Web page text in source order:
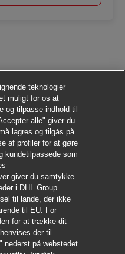
teknologier
muligt for os at
og tilpasse indhold til
alle" giver du
lagres og tilgås på
af profiler for at gøre
kundetilpassede som
giver du samtykke
i DHL Group
til lande, der ikke
til EU. For
for at trække dit
der til
nederst på webstedet